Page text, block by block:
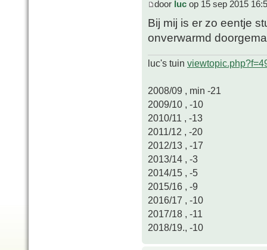
door luc op 15 sep 2015
Bij mij is er zo eentje
onverwarmd
luc's tuin
2008/09 , min -21
2009/10 , -10
2010/11 , -13
2011/12 , -20
2012/13 , -17
2013/14 , -3
2014/15 , -5
2015/16 , -9
2016/17 , -10
2017/18 , -11
2018/19., -10